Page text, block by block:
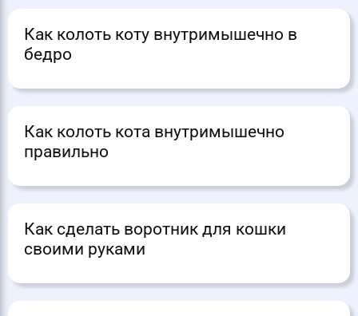
Как колоть коту внутримышечно в
бедро
Как колоть кота внутримышечно
правильно
Как сделать воротник для кошки
своими руками